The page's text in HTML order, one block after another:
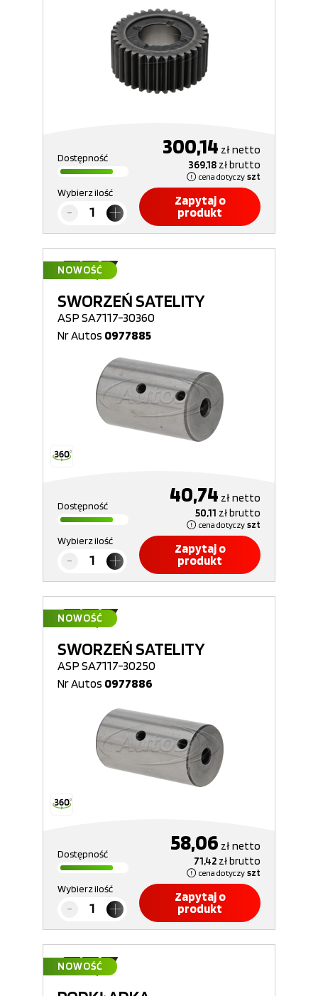
Dostępność 300,14 złnetto
369,18 złbrutto
cena dotyczy szt
Wybierz ilość
Zapytaj o
produkt
NOWOŚĆ
SWORZEŃ SATELITY
ASP SA7117-30360
Nr Autos 0977885
Dostępność 40,74 złnetto
50,11 złbrutto
cena dotyczy szt
Wybierz ilość
Zapytaj o
produkt
NOWOŚĆ
SWORZEŃ SATELITY
ASP SA7117-30250
Nr Autos 0977886
Dostępność 58,06 złnetto
71,42 złbrutto
cena dotyczy szt
Wybierz ilość
Zapytaj o
produkt
NOWOŚĆ